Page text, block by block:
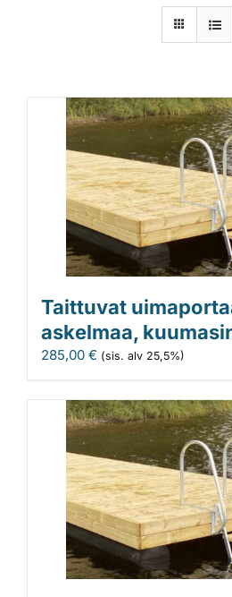
Valmistajat
Rahoitus
Asiakaskokemuksia
Taittuvat
askelmaa,
285,00 € (sis. alv 25,5%)